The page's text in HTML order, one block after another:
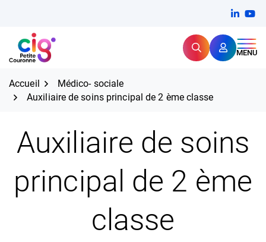
contenu
CIG Petite Couronne RechercherMENU
Expertise et proximité pour
Accueil
Médico- sociale
Auxiliaire de soins principal de 2 ème classe
Auxiliaire de soins
principal de 2 ème
classe